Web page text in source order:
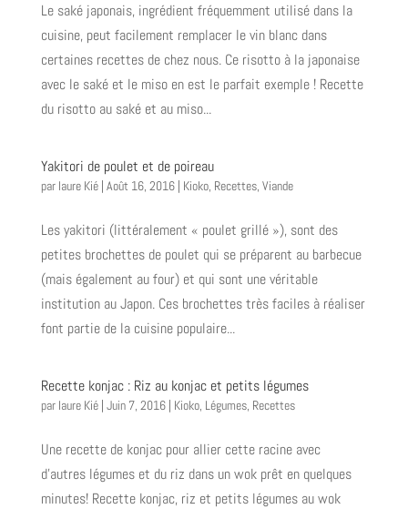
Le saké japonais, ingrédient fréquemment utilisé dans la
cuisine, peut facilement remplacer le vin blanc dans
certaines recettes de chez nous. Ce risotto à la japonaise
avec le saké et le miso en est le parfait exemple ! Recette
du risotto au saké et au miso...
Yakitori de poulet et de poireau
par laure Kié| Août 16, 2016| Kioko, Recettes, Viande
Les yakitori (littéralement « poulet grillé »), sont des
petites brochettes de poulet qui se préparent au barbecue
(mais également au four) et qui sont une véritable
institution au Japon. Ces brochettes très faciles à réaliser
font partie de la cuisine populaire...
Recette konjac : Riz au konjac et petits légumes
par laure Kié| Juin 7, 2016| Kioko, Légumes, Recettes
Une recette de konjac pour allier cette racine avec
d’autres légumes et du riz dans un wok prêt en quelques
minutes! Recette konjac, riz et petits légumes au wok